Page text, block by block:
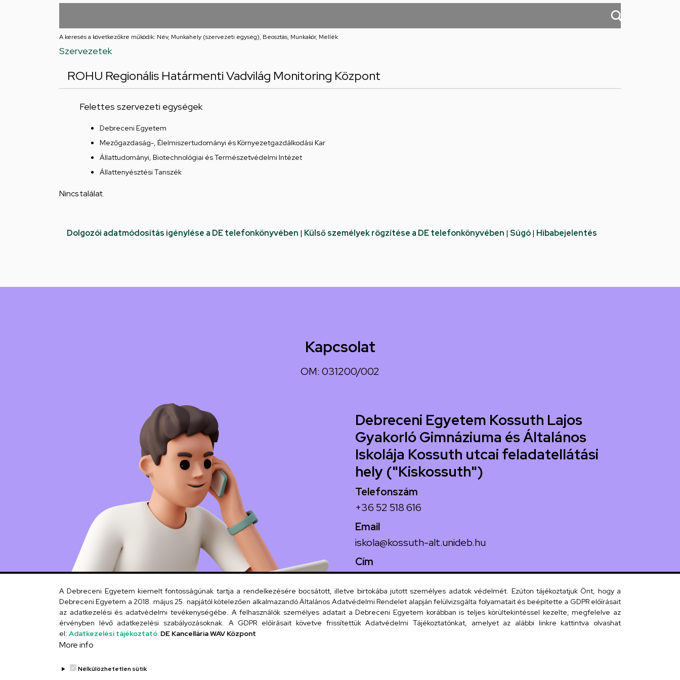
feladatellátási
A keresés a következőkre működik: Név, Munkahely (szervezeti egység), Beosztás, Munkakör, Mellék
Szervezetek
ROHU Regionális Határmenti Vadvilág Monitoring Központ
Felettes szervezeti egységek
Debreceni Egyetem
Mezőgazdaság-, Élelmiszertudományi és Környezetgazdálkodási Kar
Állattudományi, Biotechnológiai és Természetvédelmi Intézet
Állattenyésztési Tanszék
Nincs találat.
Dolgozói adatmódosítás igénylése a DE telefonkönyvében | Külső személyek rögzítése a DE telefonkönyvében | Súgó| Hibabejelentés
Kapcsolat
OM: 031200/002
Debreceni Egyetem Kossuth Lajos
Gyakorló Gimnáziuma és Általános
Iskolája Kossuth utcai feladatellátási
hely ("Kiskossuth")
Telefonszám
+36 52 518 616
Email
iskola@kossuth-alt.unideb.hu
Cím
4024 Debrecen, Kossuth utca 33.
Szervezeti telefonkönyv
A Debreceni Egyetem kiemelt fontosságúnak tartja a rendelkezésére bocsátott, illetve birtokába jutott személyes adatok védelmét. Ezúton tájékoztatjuk Önt, hogy a
Debreceni Egyetem a 2018. május 25. napjától kötelezően alkalmazandó Általános Adatvédelmi Rendelet alapján felülvizsgálta folyamatait és beépítette a GDPR előírásait
az adatkezelési és adatvédelmi tevékenységébe. A felhasználók személyes adatait a Debreceni Egyetem korábban is teljes körültekintéssel kezelte, megfelelve az
érvényben lévő adatkezelési szabályozásoknak. A GDPR előírásait követve frissítettük Adatvédelmi Tájékoztatónkat, amelyet az alábbi linkre kattintva olvashat
el: Adatkezelési tájékoztató. DE Kancellária WAV Központ
More info
Nélkülözhetetlen sütik